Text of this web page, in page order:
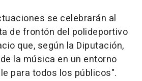
se celebrarán al
de frontón del polideportivo
que, según la Diputación,
la música en un entorno
para todos los públicos".